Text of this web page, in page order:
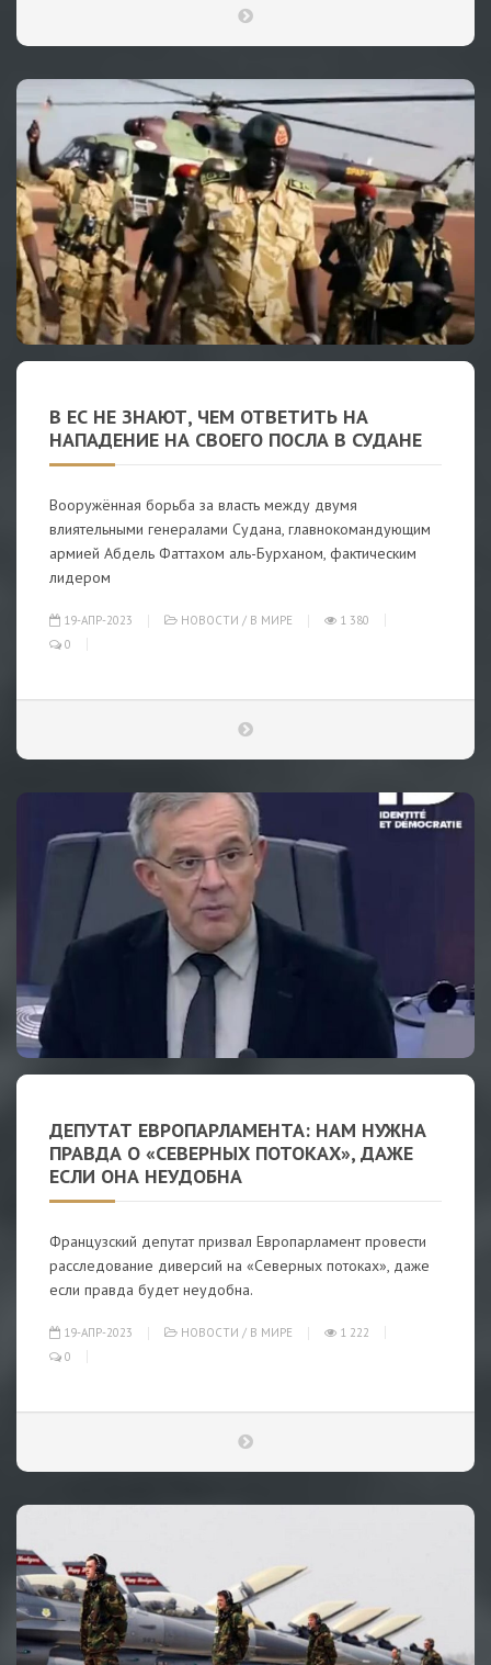
В ЕС НЕ ЗНАЮТ, ЧЕМ ОТВЕТИТЬ НА
НАПАДЕНИЕ НА СВОЕГО ПОСЛА В СУДАНЕ
Вооружённая борьба за власть между двумя
влиятельными генералами Судана, главнокомандующим
армией Абдель Фаттахом аль-Бурханом, фактическим
лидером
19-АПР-2023 НОВОСТИ / В МИРЕ
1 380
0
ДЕПУТАТ ЕВРОПАРЛАМЕНТА: НАМ НУЖНА
ПРАВДА О «СЕВЕРНЫХ ПОТОКАХ», ДАЖЕ
ЕСЛИ ОНА НЕУДОБНА
Французский депутат призвал Европарламент провести
расследование диверсий на «Северных потоках», даже
если правда будет неудобна.
19-АПР-2023 НОВОСТИ / В МИРЕ
1 222
0